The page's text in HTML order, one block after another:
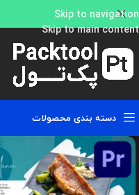
Skip to navigation
Skip to main content
دسته بندی محصولات